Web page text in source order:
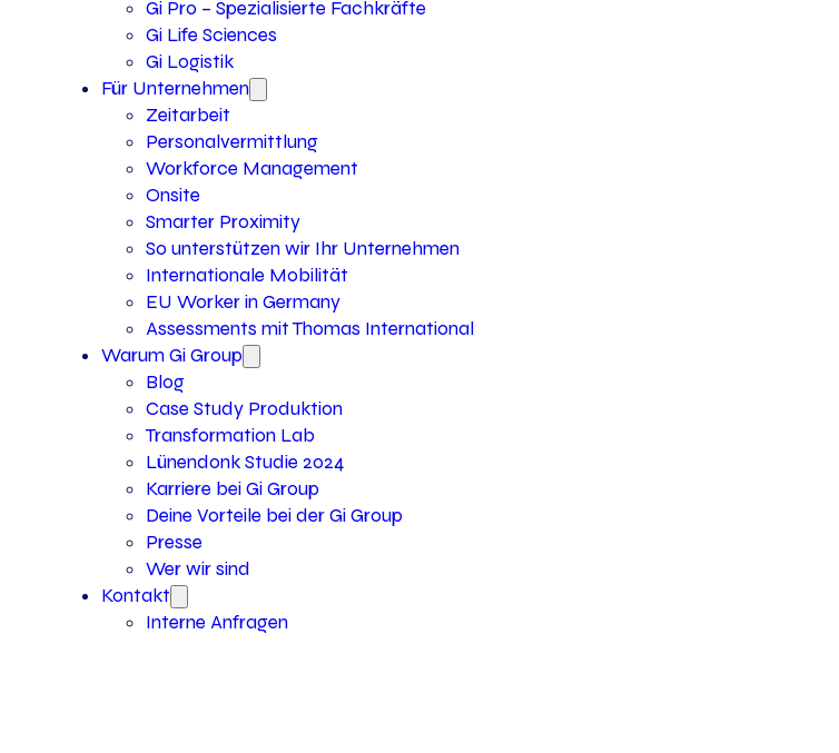
Gi Pro – Spezialisierte Fachkräfte
Gi Life Sciences
Gi Logistik
Für Unternehmen
Zeitarbeit
Personalvermittlung
Workforce Management
Onsite
Smarter Proximity
So unterstützen wir Ihr Unternehmen
Internationale Mobilität
EU Worker in Germany
Assessments mit Thomas International
Warum Gi Group
Blog
Case Study Produktion
Transformation Lab
Lünendonk Studie 2024
Karriere bei Gi Group
Deine Vorteile bei der Gi Group
Presse
Wer wir sind
Kontakt
Interne Anfragen